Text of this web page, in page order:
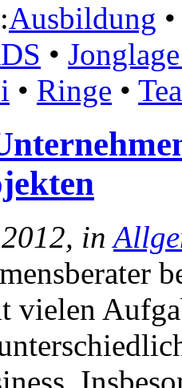
Ausbildung •
•
• Ringe •
in
vielen